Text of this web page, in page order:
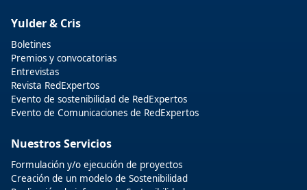
Yulder & Cris
Boletines
Premios y convocatorias
Entrevistas
Revista RedExpertos
Evento de sostenibilidad de RedExpertos
Evento de Comunicaciones de RedExpertos
Nuestros Servicios
Formulación y/o ejecución de proyectos
Creación de un modelo de Sostenibilidad